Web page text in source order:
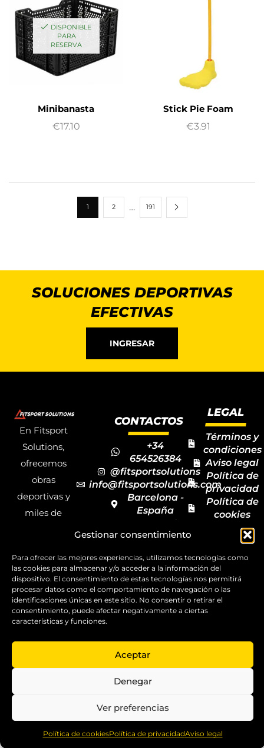
Gestionar consentimiento
Para ofrecer las mejores experiencias, utilizamos tecnologías como
las cookies para almacenar y/o acceder a la información del
dispositivo. El consentimiento de estas tecnologías nos permitirá
procesar datos como el comportamiento de navegación o las
identificaciones únicas en este sitio. No consentir o retirar el
consentimiento, puede afectar negativamente a ciertas
características y funciones.
Aceptar
Denegar
Ver preferencias
Política de cookiesPolítica de privacidadAviso legal
DISPONIBLE
PARA
RESERVA
Minibanasta
€17.10
Stick Pie Foam
€3.91
1 2 … 191
Home Shop Compare More
SOLUCIONES DEPORTIVAS
EFECTIVAS
INGRESAR
En Fitsport
Solutions,
ofrecemos
obras
deportivas y
miles de
deportivos
para todas las
disciplinas,
garantizando
la calidad y el
servicio.
Copyright ©
Solutions
CONTACTOS
+34
654526384
@fitsportsolutions
info@fitsportsolutions.com
Barcelona -
España
Formulario
de contacto
LEGAL
Términos y
condiciones
Aviso legal
Política de
privacidad
Política de
cookies
Mapa del
sitio